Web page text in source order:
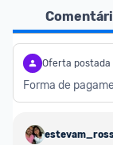
Oferta postada
Forma de